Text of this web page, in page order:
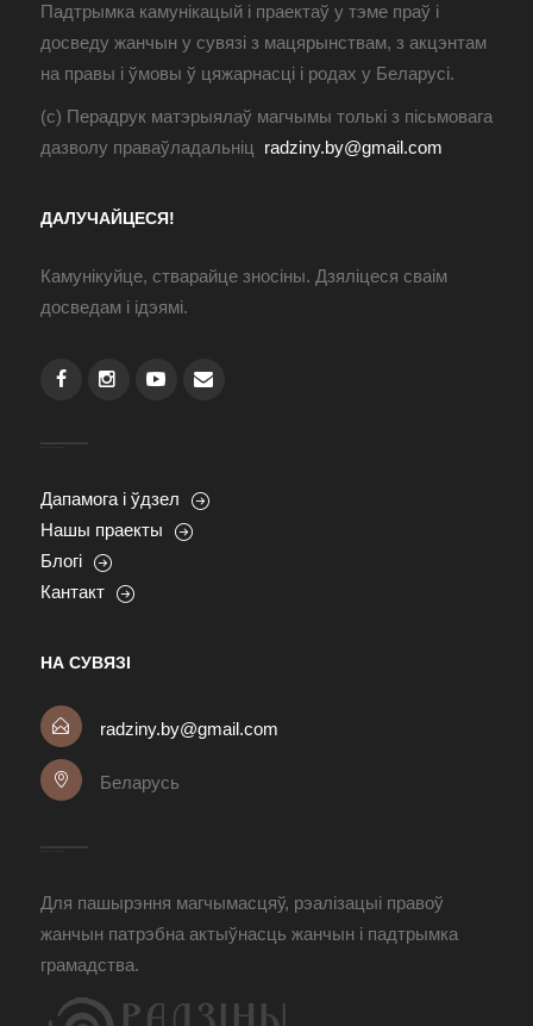
Падтрымка камунікацый і праектаў у тэме праў і
досведу жанчын у сувязі з мацярынствам, з акцэнтам
на правы і ўмовы ў цяжарнасці і родах у Беларусі.
(с) Перадрук матэрыялаў магчымы толькі з пісьмовага
дазволу праваўладальніц radziny.by@gmail.com
ДАЛУЧАЙЦЕСЯ!
Камунікуйце, стварайце зносіны. Дзяліцеся сваім
досведам і ідэямі.
Дапамога і ўдзел
Нашы праекты
Блогі
Кантакт
НА СУВЯЗІ
radziny.by@gmail.com
Беларусь
Для пашырэння магчымасцяў, рэалізацыі правоў
жанчын патрэбна актыўнасць жанчын і падтрымка
грамадства.